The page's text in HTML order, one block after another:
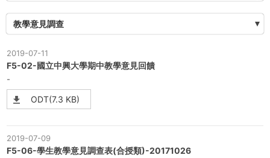
教學意見調查
2019-07-11
F5-02-國立中興大學期中教學意見回饋
-
ODT(7.3 KB)
2019-07-09
F5-06-學生教學意見調查表(合授類)-20171026